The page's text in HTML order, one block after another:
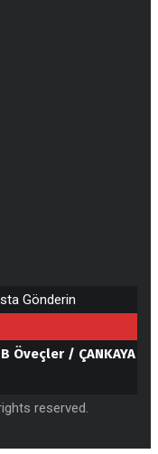
Gönderin
Öveçler / ÇANKAYA
reserved.